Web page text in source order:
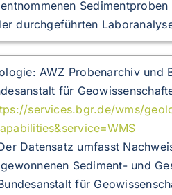
durchgeführten
AWZ Probenarchiv und
für
services.bgr.de/wms/
Datensatz umfasst
Sediment- und
für